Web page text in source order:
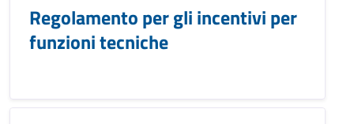
Regolamento per gli incentivi per
funzioni tecniche